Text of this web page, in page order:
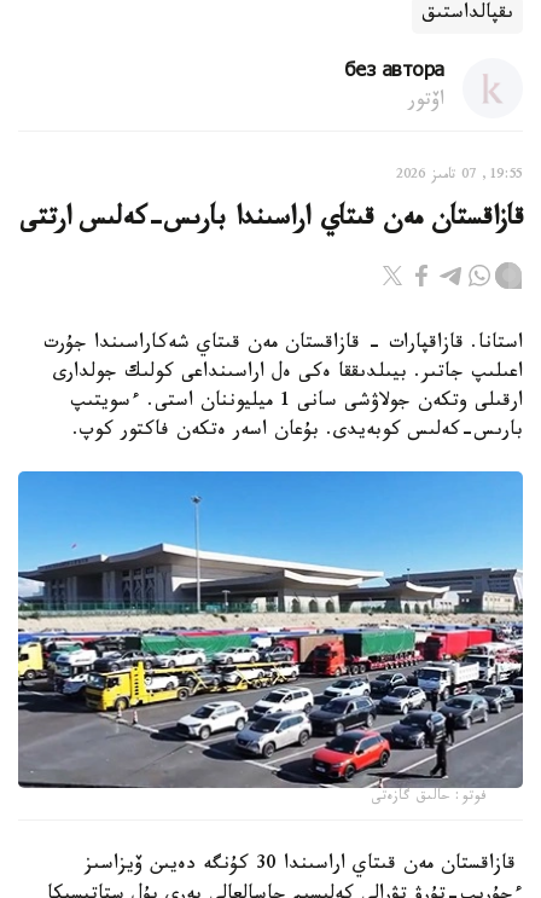
ىقپالداستىق
без автора
اۆتور
19:55, 07 تامىز 2026
قازاقستان مەن قىتاي اراسىندا بارىس-كەلىس ارتتى
استانا. قازاقپارات - قازاقستان مەن قىتاي شەكاراسىندا جۇرت
اعىلىپ جاتىر. بيىلدىققا ەكى ەل اراسىنداعى كولىك جولدارى
ارقىلى وتكەن جولاۋشى سانى 1 ميليوننان استى. ءسويتىپ
بارىس-كەلىس كوبەيدى. بۇعان اسەر ەتكەن فاكتور كوپ.
فوتو: حالىق گازەتى
قازاقستان مەن قىتاي اراسىندا 30 كۇنگە دەيىن ۆيزاسىز